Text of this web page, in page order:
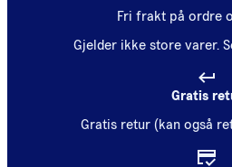
Fri frakt på ordre
Gjelder ikke store varer.
Gratis
Gratis retur (kan også